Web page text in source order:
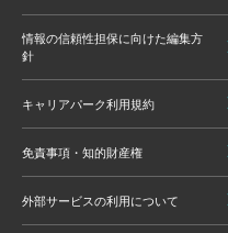
情報の信頼性担保に向けた編集方
針
キャリアパーク利用規約
免責事項・知的財産権
外部サービスの利用について